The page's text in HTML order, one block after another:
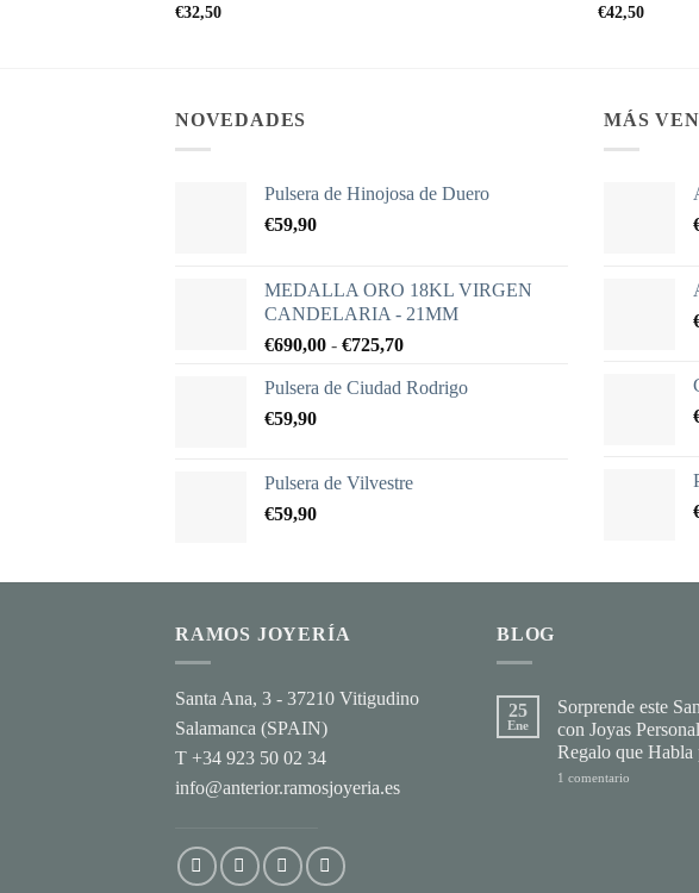
€32,50
€42,50
NOVEDADES
Pulsera de Hinojosa de Duero
€59,90
MEDALLA ORO 18KL VIRGEN
CANDELARIA - 21MM
€690,00 - €725,70Rango
precios:
€725,70
Pulsera de Ciudad Rodrigo
€59,90
Pulsera de Vilvestre
€59,90
MÁS
RAMOS JOYERÍA
Santa Ana, 3 - 37210 Vitigudino
Salamanca (SPAIN)
T +34 923 50 02 34
info@anterior.ramosjoyeria.es
BLOG
25
Ene
Sorprende este
con Joyas
Regalo que Habla
1 comentario